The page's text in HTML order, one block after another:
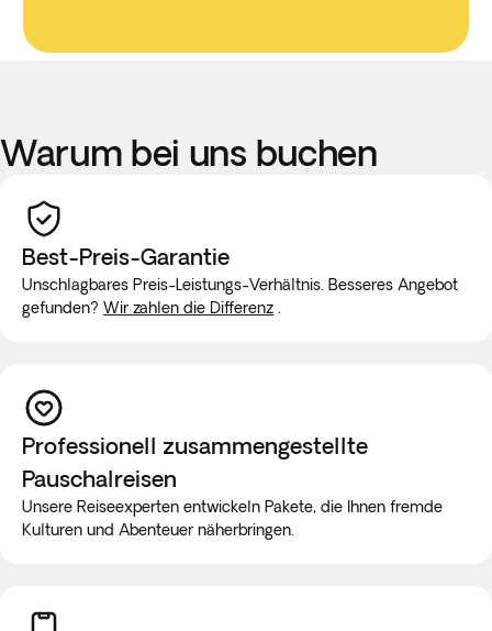
Warum bei uns buchen
Best-Preis-Garantie
Unschlagbares Preis-Leistungs-Verhältnis. Besseres Angebot
gefunden? Wir zahlen die Differenz
Professionell zusammengestellte
Pauschalreisen
Unsere Reiseexperten entwickeln Pakete, die Ihnen fremde
Kulturen und Abenteuer näherbringen.